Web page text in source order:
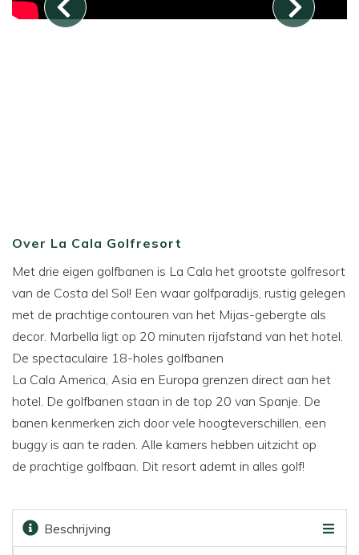
Over La Cala Golfresort
Met drie eigen golfbanen is La Cala het grootste golfresort
van de Costa del Sol! Een waar golfparadijs, rustig gelegen
met de prachtige contouren van het Mijas-gebergte als
decor. Marbella ligt op 20 minuten rijafstand van het hotel.
De spectaculaire 18-holes golfbanen
La Cala America, Asia en Europa grenzen direct aan het
hotel. De golfbanen staan in de top 20 van Spanje. De
banen kenmerken zich door vele hoogteverschillen, een
buggy is aan te raden. Alle kamers hebben uitzicht op
de prachtige golfbaan. Dit resort ademt in alles golf!
Beschrijving